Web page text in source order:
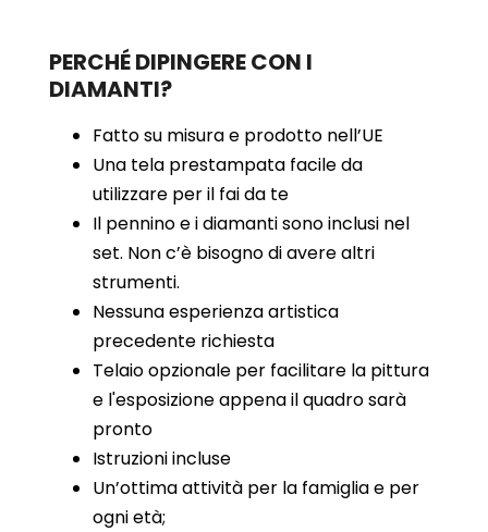
PERCHÉ DIPINGERE CON I
DIAMANTI?
Fatto su misura e prodotto nell’UE
Una tela prestampata facile da
utilizzare per il fai da te
Il pennino e i diamanti sono inclusi nel
set. Non c’è bisogno di avere altri
strumenti.
Nessuna esperienza artistica
precedente richiesta
Telaio opzionale per facilitare la pittura
e l'esposizione appena il quadro sarà
pronto
Istruzioni incluse
Un’ottima attività per la famiglia e per
ogni età;